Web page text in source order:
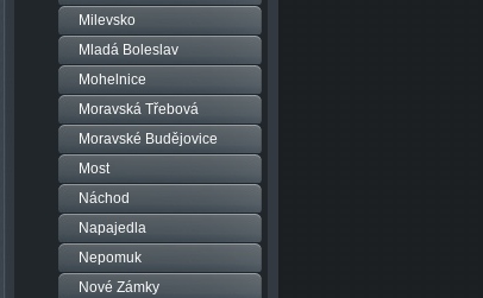
Milevsko
Mladá Boleslav
Mohelnice
Moravská Třebová
Moravské Budějovice
Most
Náchod
Napajedla
Nepomuk
Nové Zámky